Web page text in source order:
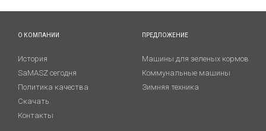
О КОМПАНИИ
История
SaMASZ сегодня
Политика качества
Скачать
Контакты
ПРЕДЛОЖЕНИЕ
Машины для зеленых кормов
Коммунальные машины
Зимняя техника